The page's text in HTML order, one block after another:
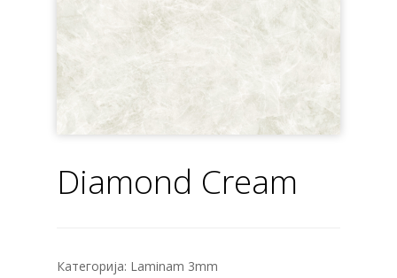
Diamond Cream
Категорија: Laminam 3mm